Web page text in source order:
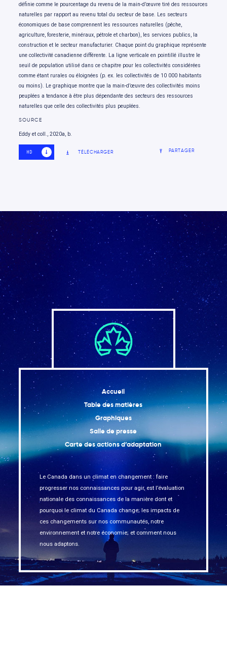
définie comme le pourcentage du revenu de la main-d’œuvre tiré des ressources
naturelles par rapport au revenu total du secteur de base. Les secteurs
économiques de base comprennent les ressources naturelles (pêche,
agriculture, foresterie, minéraux, pétrole et charbon), les services publics, la
construction et le secteur manufacturier. Chaque point du graphique représente
une collectivité canadienne différente. La ligne verticale en pointillé illustre le
seuil de population utilisé dans ce chapitre pour les collectivités considérées
comme étant rurales ou éloignées (p. ex. les collectivités de 10 000 habitants
ou moins). Le graphique montre que la main-d’œuvre des collectivités moins
peuplées a tendance à être plus dépendante des secteurs des ressources
naturelles que celle des collectivités plus peuplées.
SOURCE
Eddy et coll., 2020a, b.
HD SD TÉLÉCHARGER PARTAGER
Accueil
Table des matières
Graphiques
Salle de presse
Carte des actions d’adaptation
Le Canada dans un climat en changement : faire
progresser nos connaissances pour agir, est l’évaluation
nationale des connaissances de la manière dont et
pourquoi le climat du Canada change; les impacts de
ces changements sur nos communautés, notre
environnement et notre économie; et comment nous
nous adaptons.